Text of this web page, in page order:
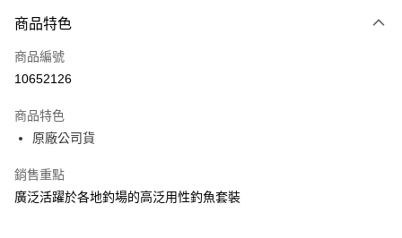
信用卡一次付款
超商取貨付款
Apple Pay
街口支付
ATM付款
商品特色
商品編號
10652126
商品特色
原廠公司貨
銷售重點
廣泛活躍於各地釣場的高泛用性釣魚套裝